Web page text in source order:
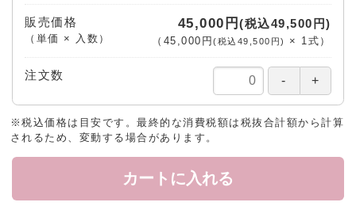
販売価格
（単価 × 入数）
45,000円(税込49,500円)
（ 45,000円(税込49,500円) × 1 式 ）
注文数
※税込価格は目安です。最終的な消費税額は税抜合計額から計算
されるため、変動する場合があります。
カートに入れる